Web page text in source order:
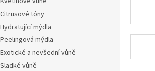
Citrusové tóny
Hydratující mýdla
Peelingová mýdla
Exotické a nevšední vůně
Sladké vůně